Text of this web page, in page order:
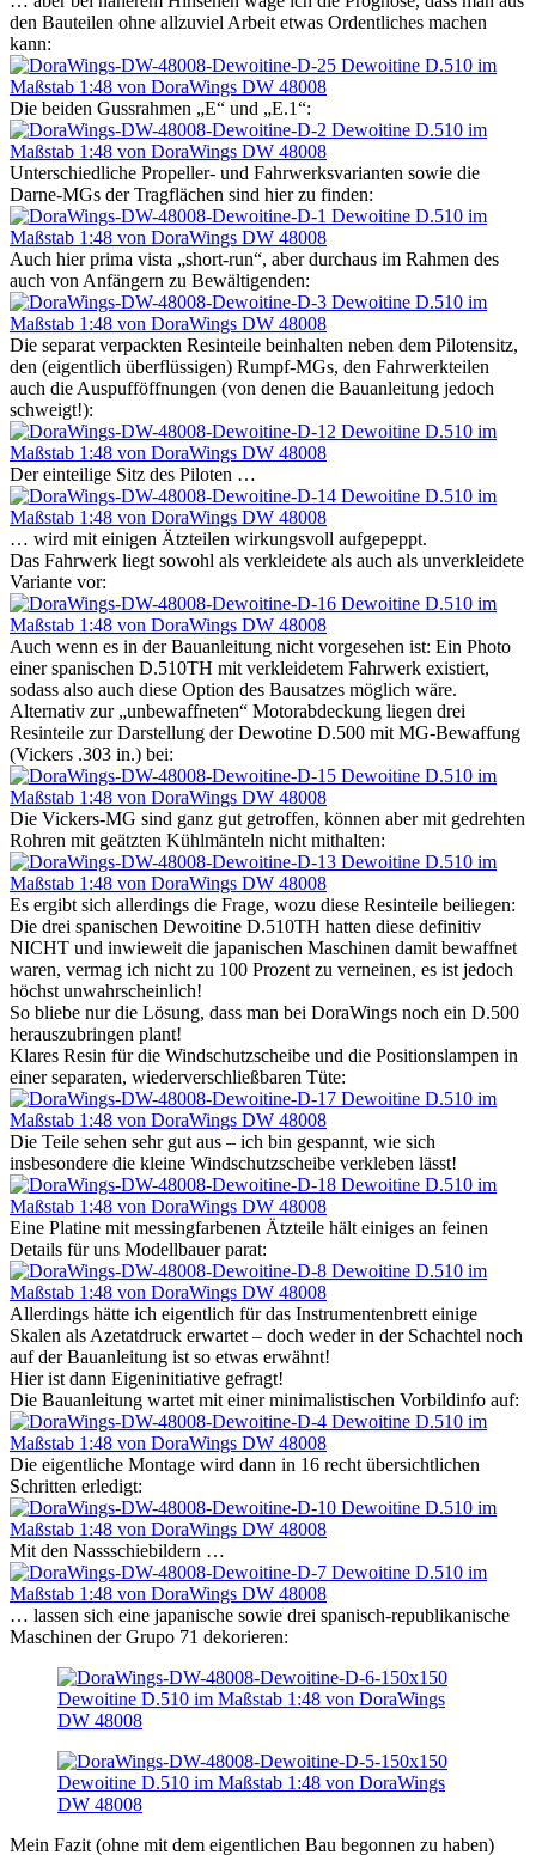
den Bauteilen ohne allzuviel Arbeit etwas Ordentliches machen
kann:
Die beiden Gussrahmen „E“ und „E.1“:
Unterschiedliche Propeller- und Fahrwerksvarianten sowie die
Darne-MGs der Tragflächen sind hier zu finden:
Auch hier prima vista „short-run“, aber durchaus im Rahmen des
auch von Anfängern zu Bewältigenden:
Die separat verpackten Resinteile beinhalten neben dem Pilotensitz,
den (eigentlich überflüssigen) Rumpf-MGs, den Fahrwerkteilen
auch die Auspufföffnungen (von denen die Bauanleitung jedoch
schweigt!):
Der einteilige Sitz des Piloten …
… wird mit einigen Ätzteilen wirkungsvoll aufgepeppt.
Das Fahrwerk liegt sowohl als verkleidete als auch als unverkleidete
Variante vor:
Auch wenn es in der Bauanleitung nicht vorgesehen ist: Ein Photo
einer spanischen D.510TH mit verkleidetem Fahrwerk existiert,
sodass also auch diese Option des Bausatzes möglich wäre.
Alternativ zur „unbewaffneten“ Motorabdeckung liegen drei
Resinteile zur Darstellung der Dewotine D.500 mit MG-Bewaffung
(Vickers .303 in.) bei:
Die Vickers-MG sind ganz gut getroffen, können aber mit gedrehten
Rohren mit geätzten Kühlmänteln nicht mithalten:
Es ergibt sich allerdings die Frage, wozu diese Resinteile beiliegen:
Die drei spanischen Dewoitine D.510TH hatten diese definitiv
NICHT und inwieweit die japanischen Maschinen damit bewaffnet
waren, vermag ich nicht zu 100 Prozent zu verneinen, es ist jedoch
höchst unwahrscheinlich!
So bliebe nur die Lösung, dass man bei DoraWings noch ein D.500
herauszubringen plant!
Klares Resin für die Windschutzscheibe und die Positionslampen in
einer separaten, wiederverschließbaren Tüte:
Die Teile sehen sehr gut aus – ich bin gespannt, wie sich
insbesondere die kleine Windschutzscheibe verkleben lässt!
Eine Platine mit messingfarbenen Ätzteile hält einiges an feinen
Details für uns Modellbauer parat:
Allerdings hätte ich eigentlich für das Instrumentenbrett einige
Skalen als Azetatdruck erwartet – doch weder in der Schachtel noch
auf der Bauanleitung ist so etwas erwähnt!
Hier ist dann Eigeninitiative gefragt!
Die Bauanleitung wartet mit einer minimalistischen Vorbildinfo auf:
Die eigentliche Montage wird dann in 16 recht übersichtlichen
Schritten erledigt:
Mit den Nassschiebildern …
… lassen sich eine japanische sowie drei spanisch-republikanische
Maschinen der Grupo 71 dekorieren:
Mein Fazit (ohne mit dem eigentlichen Bau begonnen zu haben)